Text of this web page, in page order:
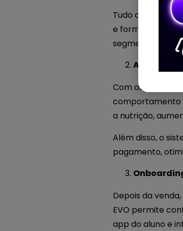
Tudo começa
e formulários
segmentações
Com os leads
comportamento
a nutrição,
Além disso, o
pagamento,
Depois da
EVO permite
app do aluno e